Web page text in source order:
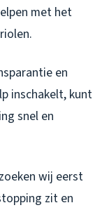
met het
en
inschakelt, kunt
snel en
wij eerst
zit en